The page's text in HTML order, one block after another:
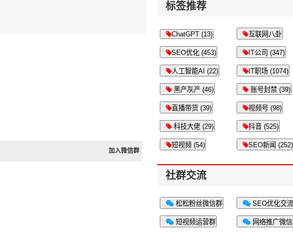
加入微信群
标签推荐
ChatGPT (13) 互联网八卦
SEO优化 (453) IT公司 (347)
人工智能AI (22) IT职场 (1074)
黑产灰产 (46) 账号封禁 (39)
直播带货 (39) 视频号 (98)
科技大佬 (29) 抖音 (525)
短视频 (54) SEO新闻 (252)
社群交流
松松粉丝微信群 SEO优化交
短视频运营群 网络推广微